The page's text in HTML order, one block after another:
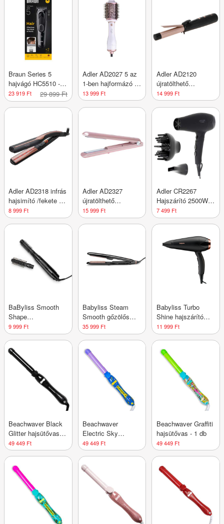
Braun Series 5
hajvágó HC5510 - 1
db
23 919 Ft 29 899 Ft
Adler AD2027 5 az
1-ben hajformázó -
1 db
13 999 Ft
Adler AD2120
újratölthető
hajsütővas /fekete -
1 db
14 999 Ft
Adler AD2318 infrás
hajsimító /fekete - 1
db
8 999 Ft
Adler AD2327
újratölthető
hajsimító
/rózsaszín - 1 db
15 999 Ft
Adler CR2267
Hajszárító 2500W -
1 db
7 499 Ft
BaByliss Smooth
Shape
meleglevegős
hajformázó 300W, 2
AS86E - 1 db
9 999 Ft
Babyliss Steam
Smooth gőzölős
kerámialapos
hajvasaló /fekete-
1 db
35 999 Ft
Babyliss Turbo
Shine hajszárító
2200W /fekete-rose
gold, D570DE - 1 db
11 999 Ft
Beachwaver Black
Glitter hajsütővas -
1 db
49 449 Ft
Beachwaver
Electric Sky
hajsütővas - 1 db
49 449 Ft
Beachwaver Graffiti
hajsütővas - 1 db
49 449 Ft